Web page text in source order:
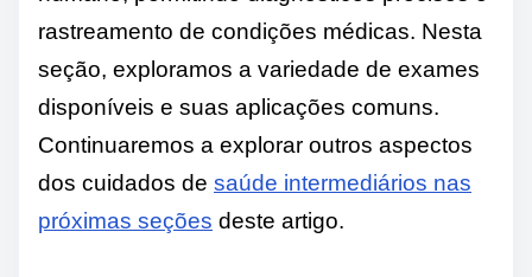
rastreamento de condições médicas. Nesta
seção, exploramos a variedade de exames
disponíveis e suas aplicações comuns.
Continuaremos a explorar outros aspectos
dos cuidados de saúde intermediários nas
próximas seções deste artigo.